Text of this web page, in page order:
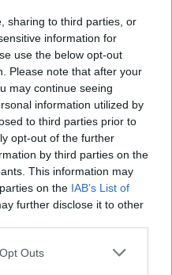
sharing to third parties, or
information for
use the below opt-out
Please note that after your
may continue seeing
information utilized by
to third parties prior to
opt-out of the further
by third parties on the
This information may
on the IAB’s List of
further disclose it to other
uses one or more Google
Outs
a friss hírekről a